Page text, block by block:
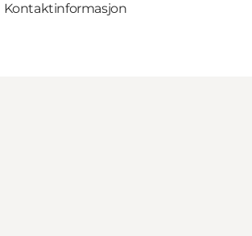
Kontaktinformasjon